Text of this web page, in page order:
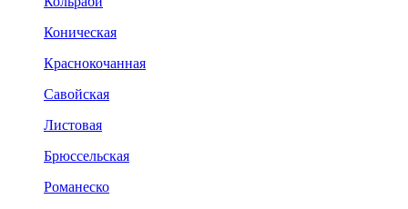
Коническая
Краснокочанная
Савойская
Листовая
Брюссельская
Романеско